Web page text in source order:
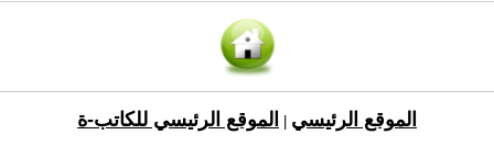
الموقع الرئيسي الموقع الرئيسي للكاتب-ة